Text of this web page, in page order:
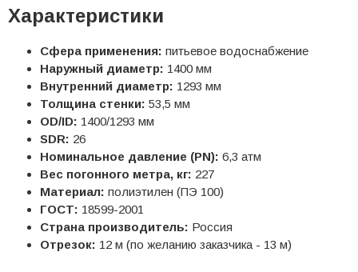
Характеристики
Сфера применения: питьевое водоснабжение
Наружный диаметр: 1400 мм
Внутренний диаметр: 1293 мм
Толщина стенки: 53,5 мм
OD/ID: 1400/1293 мм
SDR: 26
Номинальное давление (PN): 6,3 атм
Вес погонного метра, кг: 227
Материал: полиэтилен (ПЭ 100)
ГОСТ: 18599-2001
Страна производитель: Россия
Отрезок: 12 м (по желанию заказчика - 13 м)